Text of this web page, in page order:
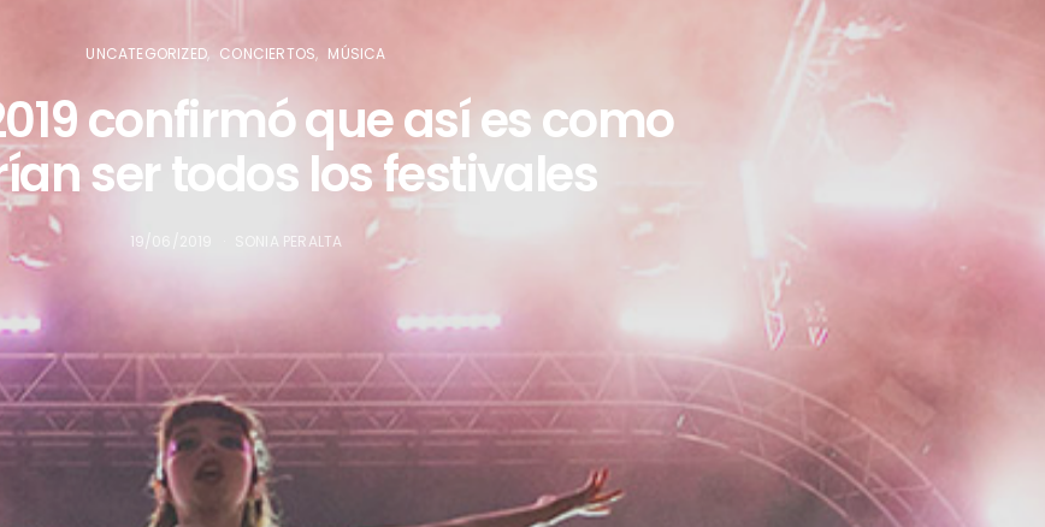
UNCATEGORIZED CONCIERTOS MÚSICA
confirmó que así es como
ser todos los festivales
19/06/2019 SONIA PERALTA